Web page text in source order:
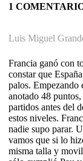
1
Luis Miguel
Francia ganó con
constar que
palos. Empezando
anotado 48
partidos antes del
estos niveles.
nadie supo parar.
vamos que si lo
misma talla y